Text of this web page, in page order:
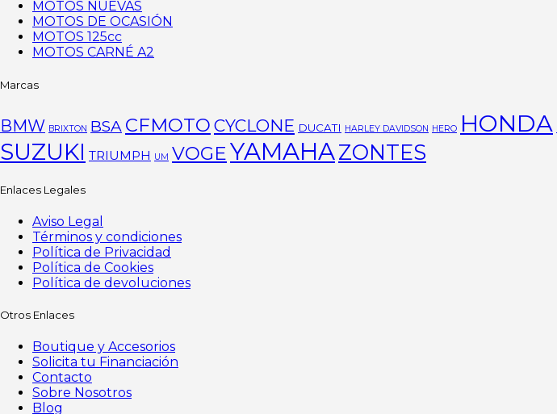
MOTOS NUEVAS
MOTOS DE OCASIÓN
MOTOS 125cc
MOTOS CARNÉ A2
Marcas
BMW BRIXTON BSA CFMOTO CYCLONE DUCATI HARLEY DAVIDSON HERO HONDA
SUZUKI TRIUMPH UM VOGEYAMAHAZONTES
Enlaces Legales
Aviso Legal
Términos y condiciones
Política de Privacidad
Política de Cookies
Política de devoluciones
Otros Enlaces
Boutique y Accesorios
Solicita tu Financiación
Contacto
Sobre Nosotros
Blog